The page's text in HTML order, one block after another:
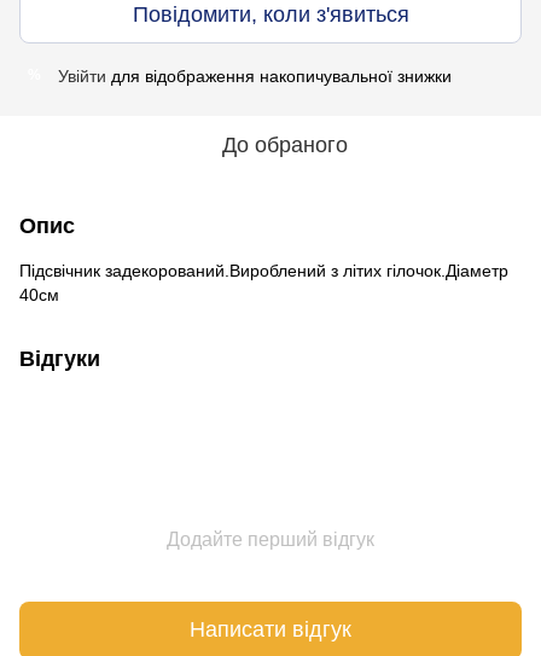
Повідомити, коли з'явиться
Увійти для відображення накопичувальної знижки
До обраного
Опис
Підсвічник задекорований.Вироблений з літих гілочок.Діаметр
40см
Відгуки
Додайте перший відгук
Написати відгук